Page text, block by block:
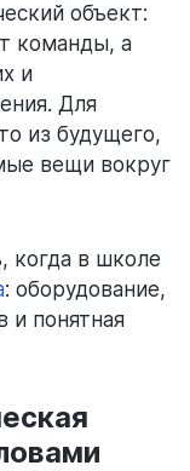
объект:
команды, а
и
Для
из будущего,
вещи вокруг
когда в школе
: оборудование,
и понятная